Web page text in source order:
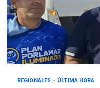
REGIONALES ÚLTIMA HORA